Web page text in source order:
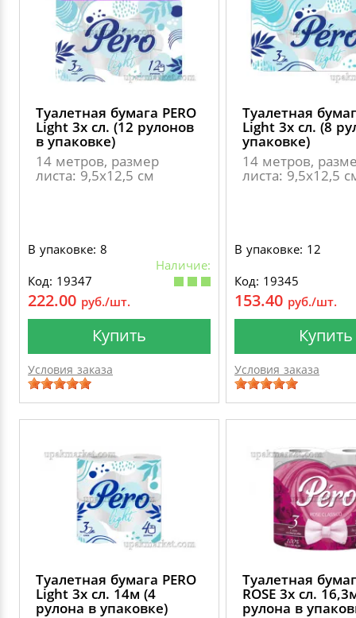
Туалетная бумага PERO
Light 3х сл. (12 рулонов
в упаковке)
14 метров, размер
листа: 9,5х12,5 см
В упаковке: 8
Наличие:
Код: 19347
222.00 руб./шт.
Купить
Условия заказа
Туалетная
Light 3х сл. (8
упаковке)
14 метров,
листа: 9,5х12,5
В упаковке: 12
Код: 19345
153.40 руб./шт.
Купить
Условия заказа
Туалетная бумага PERO
Light 3х сл. 14м (4
рулона в упаковке)
Туалетная
ROSE 3х сл.
рулона в